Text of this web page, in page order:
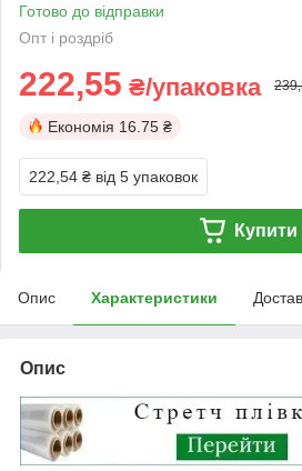
Готово до відправки
Опт і роздріб
222,55 ₴/упаковка
Економія 16.75 ₴
222,54 ₴ від 5 упаковок
Купити
Опис Характеристики
Опис